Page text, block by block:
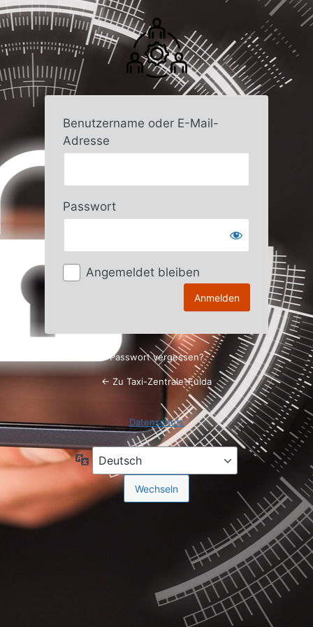
Anmelden
Benutzername oder E-Mail-
Adresse
Passwort
Angemeldet bleiben
Passwort vergessen?
← Zu Taxi-Zentrale-Fulda
Datenschutz
Sprache